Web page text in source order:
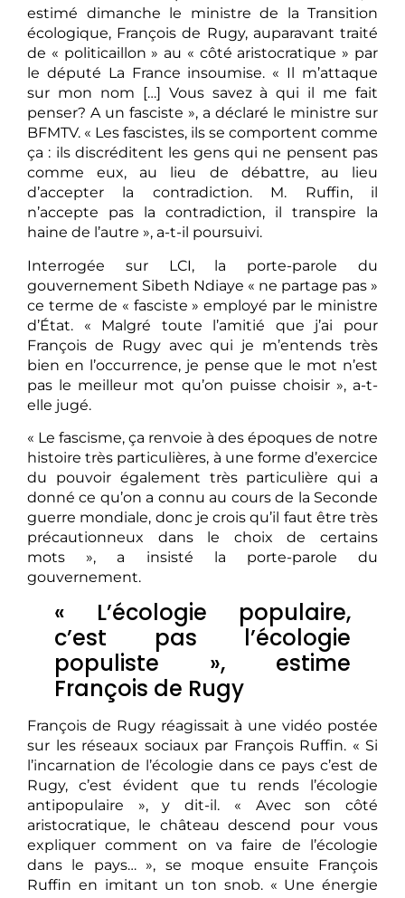
estimé dimanche le ministre de la Transition
écologique, François de Rugy, auparavant traité
de « politicaillon » au « côté aristocratique » par
le député La France insoumise. « Il m’attaque
sur mon nom […] Vous savez à qui il me fait
penser? A un fasciste », a déclaré le ministre sur
BFMTV. « Les fascistes, ils se comportent comme
ça : ils discréditent les gens qui ne pensent pas
comme eux, au lieu de débattre, au lieu
d’accepter la contradiction. M. Ruffin, il
n’accepte pas la contradiction, il transpire la
haine de l’autre », a-t-il poursuivi.
Interrogée sur LCI, la porte-parole du
gouvernement Sibeth Ndiaye « ne partage pas »
ce terme de « fasciste » employé par le ministre
d’État. « Malgré toute l’amitié que j’ai pour
François de Rugy avec qui je m’entends très
bien en l’occurrence, je pense que le mot n’est
pas le meilleur mot qu’on puisse choisir », a-t-
elle jugé.
« Le fascisme, ça renvoie à des époques de notre
histoire très particulières, à une forme d’exercice
du pouvoir également très particulière qui a
donné ce qu’on a connu au cours de la Seconde
guerre mondiale, donc je crois qu’il faut être très
précautionneux dans le choix de certains
mots », a insisté la porte-parole du
gouvernement.
« L’écologie populaire,
c’est pas l’écologie
populiste », estime
François de Rugy
François de Rugy réagissait à une vidéo postée
sur les réseaux sociaux par François Ruffin. « Si
l’incarnation de l’écologie dans ce pays c’est de
Rugy, c’est évident que tu rends l’écologie
antipopulaire », y dit-il. « Avec son côté
aristocratique, le château descend pour vous
expliquer comment on va faire de l’écologie
dans le pays… », se moque ensuite François
Ruffin en imitant un ton snob. « Une énergie